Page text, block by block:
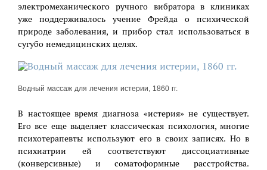
электромеханического ручного вибратора в клиниках
уже поддерживалось учение Фрейда о психической
природе заболевания, и прибор стал использоваться в
сугубо немедицинских целях.
Водный массаж для лечения истерии, 1860 гг.
В настоящее время диагноза «истерия» не существует.
Его все еще выделяет классическая психология, многие
психотерапевты используют его в своих записях. Но в
психиатрии ей соответствуют диссоциативные
(конверсивные) и соматоформные расстройства.